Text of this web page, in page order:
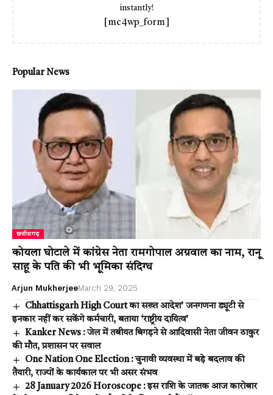
instantly!
[mc4wp_form]
Popular News
छत्तीसगढ़
कोयला घोटाले में कांग्रेस नेता रामगोपाल अग्रवाल का नाम, रानू
साहू के पति की भी भूमिका संदिग्ध
Arjun MukherjeeMarch 29, 2025
Chhattisgarh High Court का सख्त आदेश’ जनगणना ड्यूटी से
इनकार नहीं कर सकेंगे कर्मचारी, बताया ‘राष्ट्रीय दायित्व’
Kanker News : जेल में तबीयत बिगड़ने से आदिवासी नेता जीवन ठाकुर
की मौत, प्रशासन पर सवाल
One Nation One Election : चुनावी व्यवस्था में बड़े बदलाव की
तैयारी, राज्यों के कार्यकाल पर भी असर संभव
28 January 2026 Horoscope : इस राशि के जातक आज कारोबार